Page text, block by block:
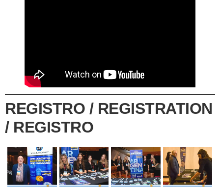
REGISTRO / REGISTRATION
/ REGISTRO